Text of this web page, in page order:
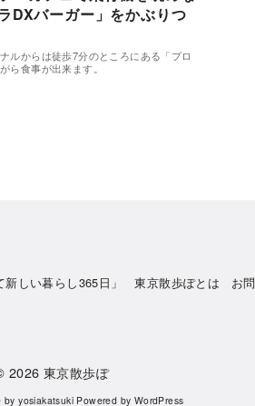
DXバーガー」をかぶりつ
ルからは徒歩7分のところにある「プロ
ら食事が出来ます。
しい暮らし365日」 東京散歩ぽとは お
2026 東京散歩ぽ
byyosiakatsuki Powered by WordPress